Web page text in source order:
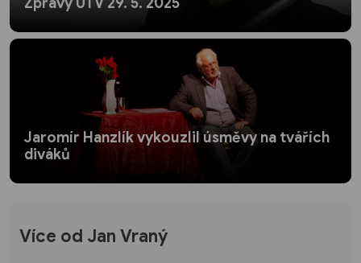
Jaromír Hanzlík vykouzlil úsměvy na tvářích
diváků
Více od Jan Vraný